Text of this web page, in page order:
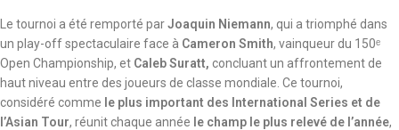
Le tournoi a été remporté parJoaquin Niemann, qui a triomphé dans
un play-off spectaculaire face à Cameron Smith, vainqueur du 150ᵉ
Open Championship, et Caleb Suratt, concluant un affrontement de
haut niveau entre des joueurs de classe mondiale. Ce tournoi,
considéré comme le plus important des International Series et de
l’Asian Tour, réunit chaque année le champ le plus relevé de l’année,